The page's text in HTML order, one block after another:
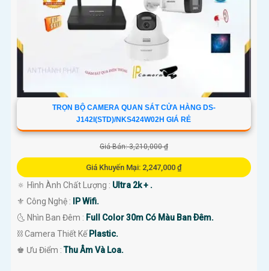
TRỌN BỘ CAMERA QUAN SÁT CỬA HÀNG DS-
J142I(STD)/NKS424W02H GIÁ RẺ
Giá Bán: 3,210,000 ₫
Giá Khuyến Mại: 2,247,000 ₫
🔅 Hình Ành Chất Lượng : Ultra 2k + .
⚜️ Công Nghệ :
IP Wifi.
🌜 Nhìn Ban Đêm : Full Color 30m Có Màu Ban Ðêm.
⛓ Camera Thiết Kế Plastic.
️♚ Ưu Điểm :Thu Âm Và Loa.